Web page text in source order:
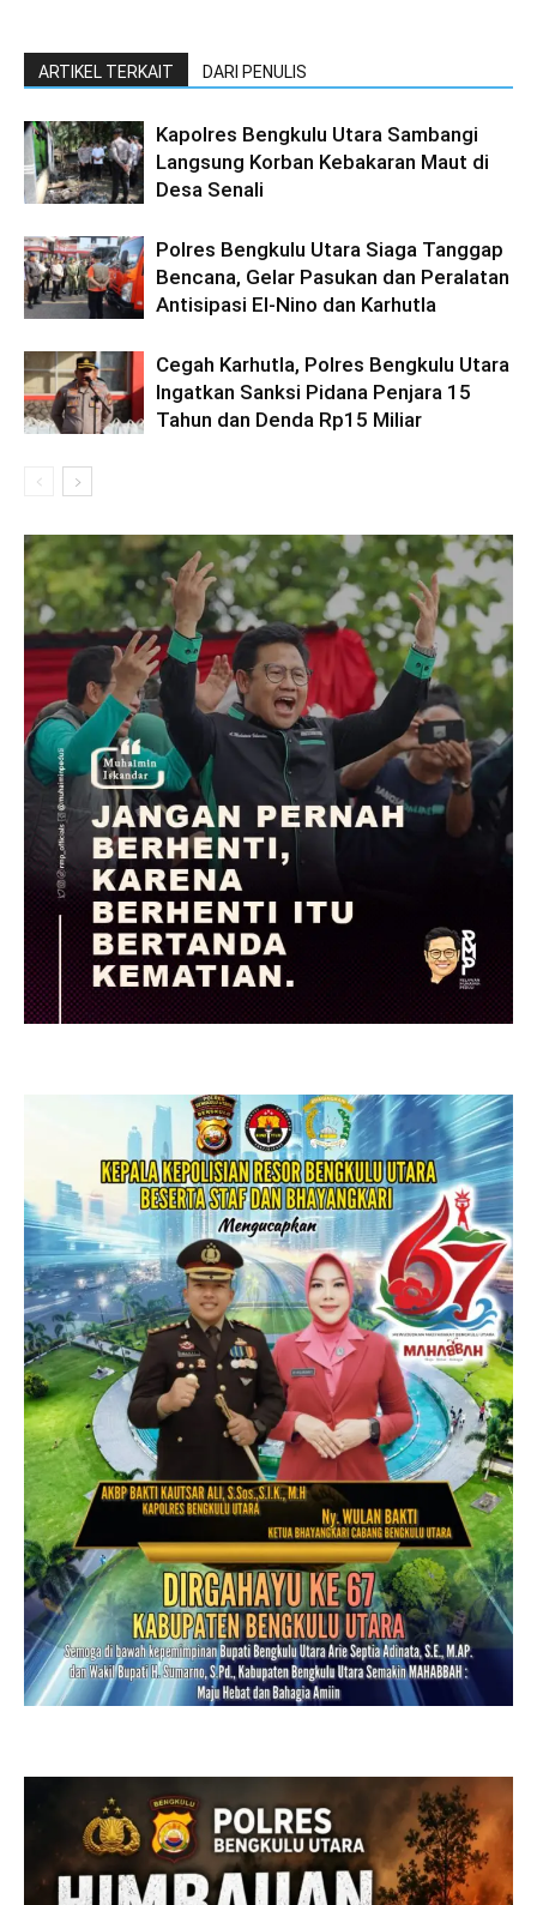
ARTIKEL TERKAIT DARI PENULIS
Kapolres Bengkulu Utara Sambangi
Langsung Korban Kebakaran Maut di
Desa Senali
Polres Bengkulu Utara Siaga Tanggap
Bencana, Gelar Pasukan dan Peralatan
Antisipasi El-Nino dan Karhutla
Cegah Karhutla, Polres Bengkulu Utara
Ingatkan Sanksi Pidana Penjara 15
Tahun dan Denda Rp15 Miliar